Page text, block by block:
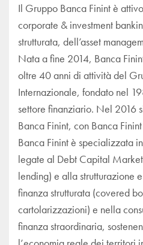
Il Gruppo Banca Finint è
corporate & investment
strutturata, dell’asset
Nata a fine 2014, Banca
oltre 40 anni di attività del
Internazionale, fondato nel
settore finanziario. Nel 2016
Banca Finint, con Banca
Banca Finint è specializzata
legate al Debt Capital
lending) e alla strutturazione
finanza strutturata (covered
cartolarizzazioni) e nella
finanza straordinaria,